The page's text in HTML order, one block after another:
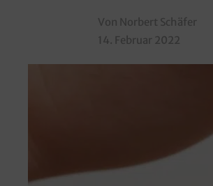
Von Norbert Schäfer
14. Februar 2022